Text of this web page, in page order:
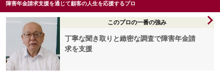
障害年金請求支援を通じて顧客の人生を応援するプロ
このプロの一番の強み
丁寧な聞き取りと緻密な調査で障害年金請
求を支援